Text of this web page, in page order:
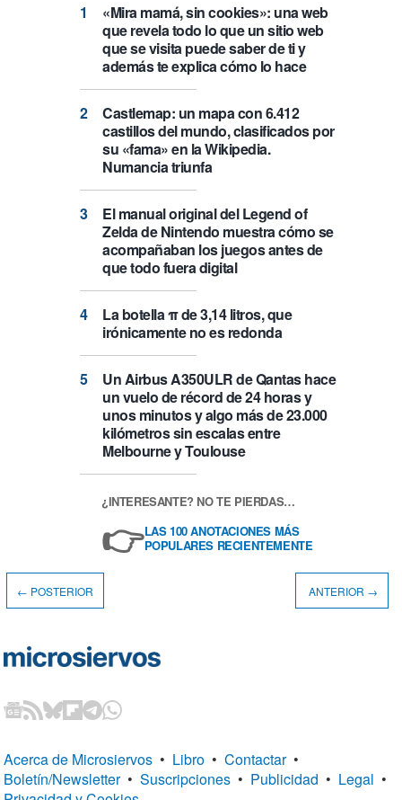
«Mira mamá, sin cookies»: una web
que revela todo lo que un sitio web
que se visita puede saber de ti y
además te explica cómo lo hace
Castlemap: un mapa con 6.412
castillos del mundo, clasificados por
su «fama» en la Wikipedia.
Numancia triunfa
El manual original del Legend of
Zelda de Nintendo muestra cómo se
acompañaban los juegos antes de
que todo fuera digital
La botella π de 3,14 litros, que
irónicamente no es redonda
Un Airbus A350ULR de Qantas hace
un vuelo de récord de 24 horas y
unos minutos y algo más de 23.000
kilómetros sin escalas entre
Melbourne y Toulouse
¿INTERESANTE? NO TE PIERDAS…
👉LAS 100 ANOTACIONES MÁS
POPULARES RECIENTEMENTE
← POSTERIOR ANTERIOR →
Acerca de Microsiervos • Libro • Contactar •
Boletín/Newsletter • Suscripciones • Publicidad • Legal •